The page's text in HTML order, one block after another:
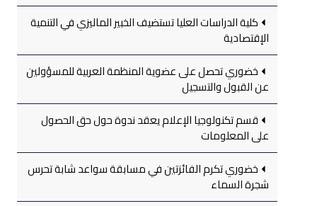
كلية الدراسات العليا تستضيف الخبير الماليزي في التنمية
الإقتصادية
خضوري تحصل على عضوية المنظمة العربية للمسؤولين
عن القبول والتسجيل
قسم تكنولوجيا الإعلام يعقد ندوة حول حق الحصول
على المعلومات
خضوري تكرم الفائزتين في مسابقة سواعد شابة تحرس
شجرة السماء